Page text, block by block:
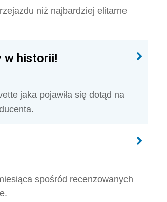
niż najbardziej elitarne
w historii!
jaka pojawiła się dotąd na
spośród recenzowanych